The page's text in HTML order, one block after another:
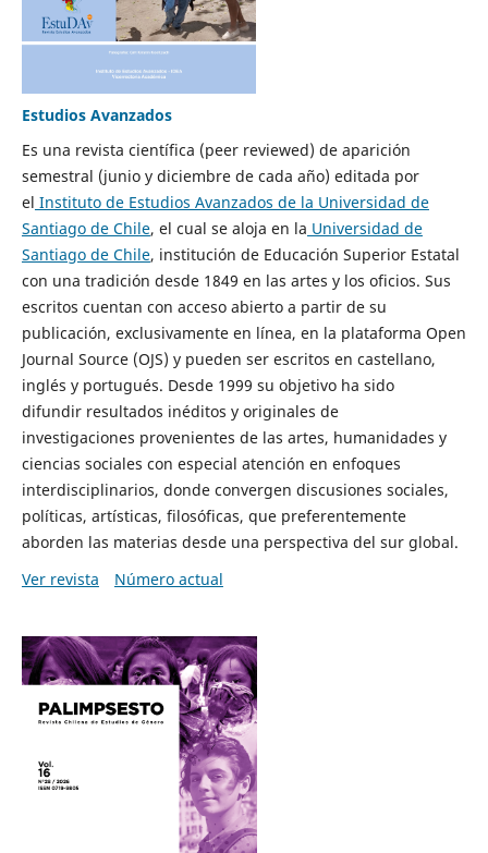
Estudios Avanzados
Es una revista científica (peer reviewed) de aparición
semestral (junio y diciembre de cada año) editada por
el Instituto de Estudios Avanzados de la Universidad de
Santiago de Chile, el cual se aloja en la Universidad de
Santiago de Chile, institución de Educación Superior Estatal
con una tradición desde 1849 en las artes y los oficios. Sus
escritos cuentan con acceso abierto a partir de su
publicación, exclusivamente en línea, en la plataforma Open
Journal Source (OJS) y pueden ser escritos en castellano,
inglés y portugués. Desde 1999 su objetivo ha sido
difundir resultados inéditos y originales de
investigaciones provenientes de las artes, humanidades y
ciencias sociales con especial atención en enfoques
interdisciplinarios, donde convergen discusiones sociales,
políticas, artísticas, filosóficas, que preferentemente
aborden las materias desde una perspectiva del sur global.
Ver revista
Número actual